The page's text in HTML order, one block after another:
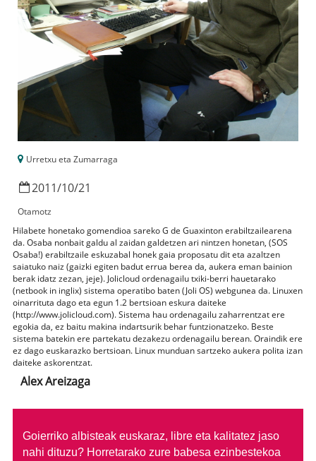
Urretxu eta Zumarraga
2011/10/21
Otamotz
Hilabete honetako gomendioa sareko G de Guaxinton erabiltzailearena
da. Osaba nonbait galdu al zaidan galdetzen ari nintzen honetan, (SOS
Osaba!) erabiltzaile eskuzabal honek gaia proposatu dit eta azaltzen
saiatuko naiz (gaizki egiten badut errua berea da, aukera eman bainion
berak idatz zezan, jeje). Jolicloud ordenagailu txiki-berri hauetarako
(netbook in inglix) sistema operatibo baten (Joli OS) webgunea da. Linuxen
oinarrituta dago eta egun 1.2 bertsioan eskura daiteke
(http://www.jolicloud.com). Sistema hau ordenagailu zaharrentzat ere
egokia da, ez baitu makina indartsurik behar funtzionatzeko. Beste
sistema batekin ere partekatu dezakezu ordenagailu berean. Oraindik ere
ez dago euskarazko bertsioan. Linux munduan sartzeko aukera polita izan
daiteke askorentzat.
Alex Areizaga
Goierriko albisteak euskaraz, libre eta kalitatez jaso
nahi dituzu? Horretarako zure babesa ezinbestekoa